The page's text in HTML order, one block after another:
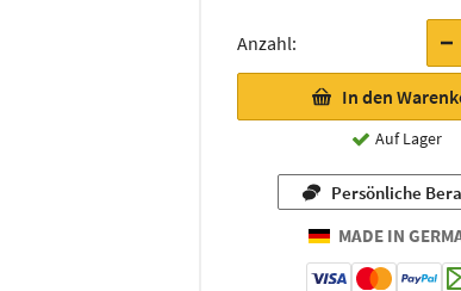
Anzahl:
In den
Auf Lager
Persönliche